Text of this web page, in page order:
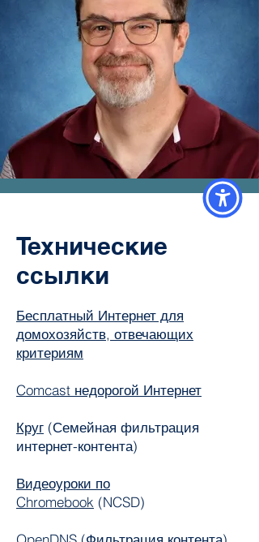
Технические
ссылки
Бесплатный Интернет для
домохозяйств, отвечающих
критериям
Comcast недорогой Интернет
Круг (Семейная фильтрация
интернет-контента)
Видеоуроки по
Chromebook (NCSD)